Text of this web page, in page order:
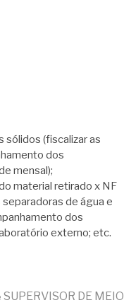
sólidos (fiscalizar as
dos
mensal);
material retirado x NF
de água e
dos
externo; etc.
SUPERVISOR DE MEIO